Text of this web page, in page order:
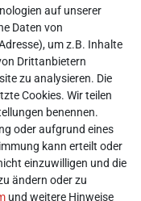
auf unserer
Daten von
um z.B. Inhalte
Drittanbietern
zu analysieren. Die
Cookies. Wir teilen
benennen.
oder aufgrund eines
kann erteilt oder
einzuwilligen und die
ändern oder zu
und weitere Hinweise